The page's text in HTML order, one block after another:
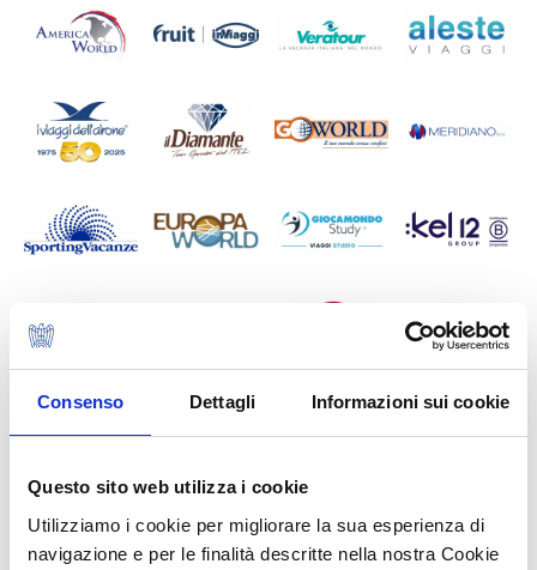
Consenso Dettagli Informazioni sui cookie
Questo sito web utilizza i cookie
Utilizziamo i cookie per migliorare la sua esperienza di
navigazione e per le finalità descritte nella nostra Cookie